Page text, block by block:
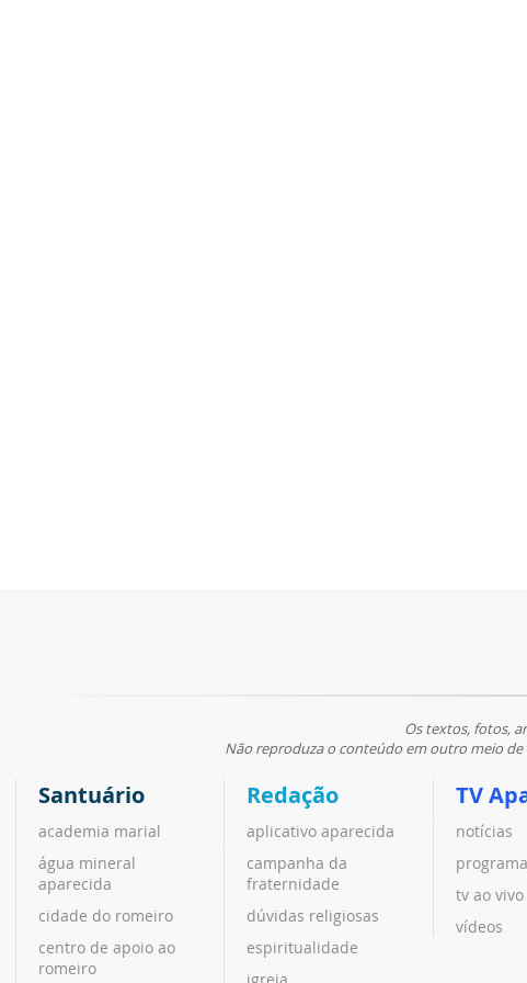
Os textos, fotos,
Não reproduza o conteúdo em outro meio de
Santuário
academia marial
água mineral
aparecida
cidade do romeiro
centro de apoio ao
romeiro
Redação
aplicativo aparecida
campanha da
fraternidade
dúvidas religiosas
espiritualidade
igreja
TV
notícias
tv ao vivo
vídeos